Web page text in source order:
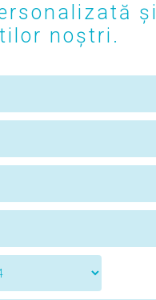
și
noștri.